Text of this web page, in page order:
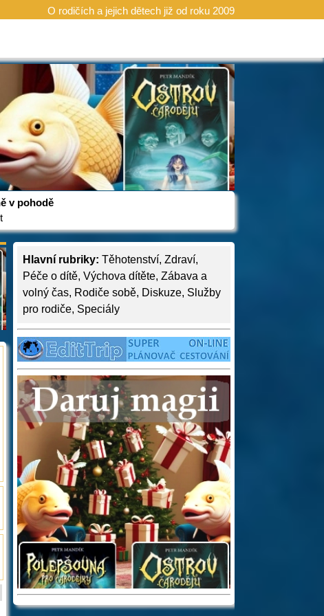
O rodičích a jejich dětech již od roku 2009
v pohodě
Hlavní rubriky: Těhotenství, Zdraví,
Péče o dítě, Výchova dítěte, Zábava a
volný čas, Rodiče sobě, Diskuze, Služby
pro rodiče, Speciály